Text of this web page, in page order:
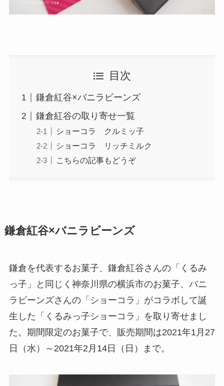
目次
鎌倉紅谷×バニラビーンズ
鎌倉紅谷の取り寄せ一覧
ショーコラ クルミッ子
ショーコラ リッチミルク
こちらの記事もどうぞ
鎌倉紅谷×バニラビーンズ
鎌倉を代表するお菓子、鎌倉紅谷さんの「くるみ
っ子」と同じく神奈川県の横浜市のお菓子、バニ
ラビーンズさんの「ショーコラ」がコラボして誕
生した「くるみっ子ショーコラ」を取り寄せまし
た。期間限定のお菓子で、販売期間は2021年1月27
日（水）～2021年2月14日（日）まで。